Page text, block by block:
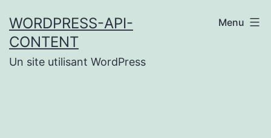
au
contenu
WORDPRESS-API-
CONTENT
Un site utilisant WordPress
Menu